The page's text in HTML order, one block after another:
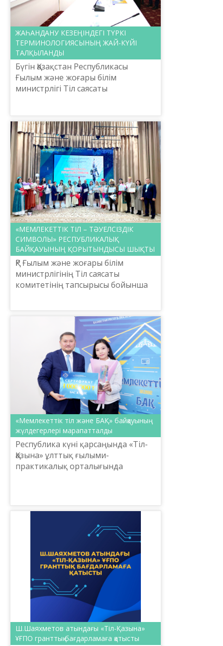
ЖАҺАНДАНУ КЕЗЕҢІНДЕГІ ТҮРКІ
ТЕРМИНОЛОГИЯСЫНЫҢ ЖАЙ-КҮЙІ
ТАЛҚЫЛАНДЫ
Бүгін Қазақстан Республикасы
Ғылым және жоғары білім
министрлігі Тіл саясаты
«Тіл-Қазына» ұлттық ғылыми-
практикалық ортал...
«МЕМЛЕКЕТТІК ТІЛ – ТӘУЕЛСІЗДІК
СИМВОЛЫ» РЕСПУБЛИКАЛЫҚ
БАЙҚАУЫНЫҢ ҚОРЫТЫНДЫСЫ ШЫҚТЫ
ҚР Ғылым және жоғары білім
министрлігінің Тіл саясаты
комитетінің тапсырысы бойынша
пркактикалық орталығының
«Мемлекеттік тіл және БАҚ» байқауының
жүлдегерлері марапатталды
Республика күні қарсаңында «Тіл-
Қазына» ұлттық ғылыми-
практикалық орталығында
өтті.
Ш.Шаяхметов атындағы «Тіл-Қазына»
ҰҒПО гранттық бағдарламаға қатысты